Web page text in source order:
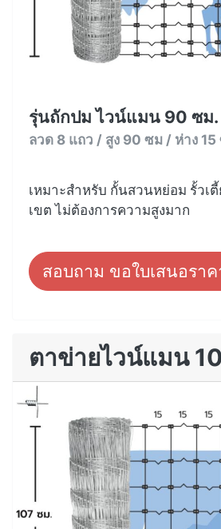
รุ่นถักปม ไวน์แมน 90 ซม.
ลวด 8 แถว / สูง 90 ซม / ห่าง 15
เหมาะสำหรับ กั้นสวนหย่อม รั้วเ
เขต ไม่ต้องการความสูงมาก
สอบถาม ขอใบเสนอราค
ตาข่ายไวน์แมน